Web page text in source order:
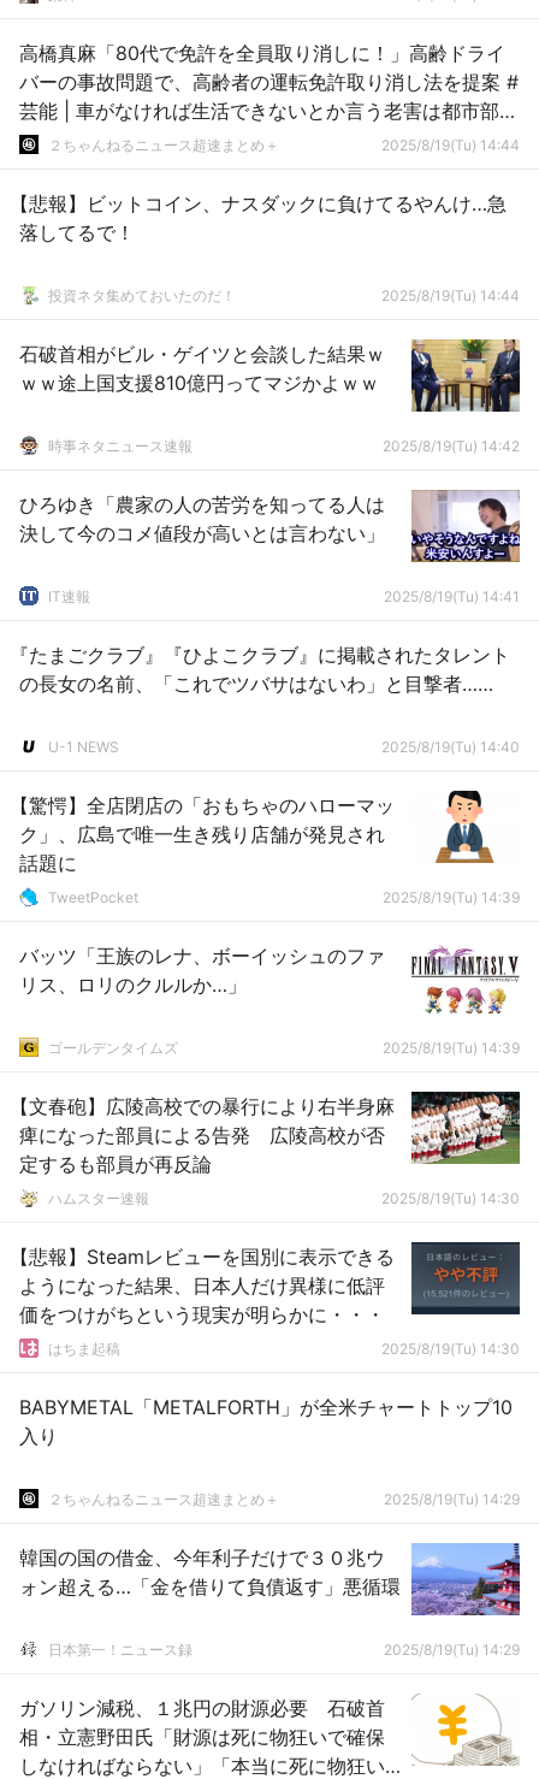
高橋真麻「80代で免許を全員取り消しに！」高齢ドライ
バーの事故問題で、高齢者の運転免許取り消し法を提案 #
芸能 | 車がなければ生活できないとか言う老害は都市部へ
引っ越せよ
２ちゃんねるニュース超速まとめ＋ 2025/8/19(Tu) 14:44
【悲報】ビットコイン、ナスダックに負けてるやんけ…急
落してるで！
投資ネタ集めておいたのだ！ 2025/8/19(Tu) 14:44
石破首相がビル・ゲイツと会談した結果ｗ
ｗｗ途上国支援810億円ってマジかよｗｗ
時事ネタニュース速報 2025/8/19(Tu) 14:42
ひろゆき「農家の人の苦労を知ってる人は
決して今のコメ値段が高いとは言わない」
IT速報 2025/8/19(Tu) 14:41
『たまごクラブ』『ひよこクラブ』に掲載されたタレント
の長女の名前、「これでツバサはないわ」と目撃者……
U-1 NEWS 2025/8/19(Tu) 14:40
【驚愕】全店閉店の「おもちゃのハローマッ
ク」、広島で唯一生き残り店舗が発見され
話題に
TweetPocket 2025/8/19(Tu) 14:39
バッツ「王族のレナ、ボーイッシュのファ
リス、ロリのクルルか…」
ゴールデンタイムズ 2025/8/19(Tu) 14:39
【文春砲】広陵高校での暴行により右半身麻
痺になった部員による告発 広陵高校が否
定するも部員が再反論
ハムスター速報 2025/8/19(Tu) 14:30
【悲報】Steamレビューを国別に表示できる
ようになった結果、日本人だけ異様に低評
価をつけがちという現実が明らかに・・・
はちま起稿 2025/8/19(Tu) 14:30
BABYMETAL「METALFORTH」が全米チャートトップ10
入り
２ちゃんねるニュース超速まとめ＋ 2025/8/19(Tu) 14:29
韓国の国の借金、今年利子だけで３０兆ウ
ォン超える…「金を借りて負債返す」悪循環
日本第一！ニュース録 2025/8/19(Tu) 14:29
ガソリン減税、１兆円の財源必要 石破首
相・立憲野田氏「財源は死に物狂いで確保
しなければならない」「本当に死に物狂い